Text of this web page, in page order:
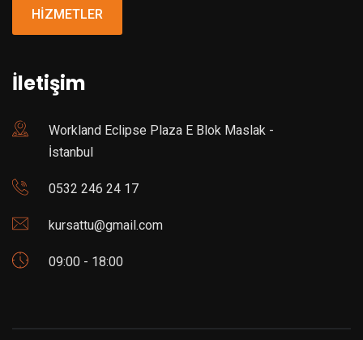
HİZMETLER
İletişim
Workland Eclipse Plaza E Blok Maslak -
İstanbul
0532 246 24 17
kursattu@gmail.com
09:00 - 18:00